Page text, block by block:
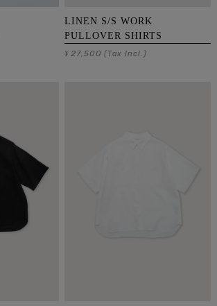
LINEN S/S WORK
PULLOVER SHIRTS
¥ 27,500 (Tax Incl.)